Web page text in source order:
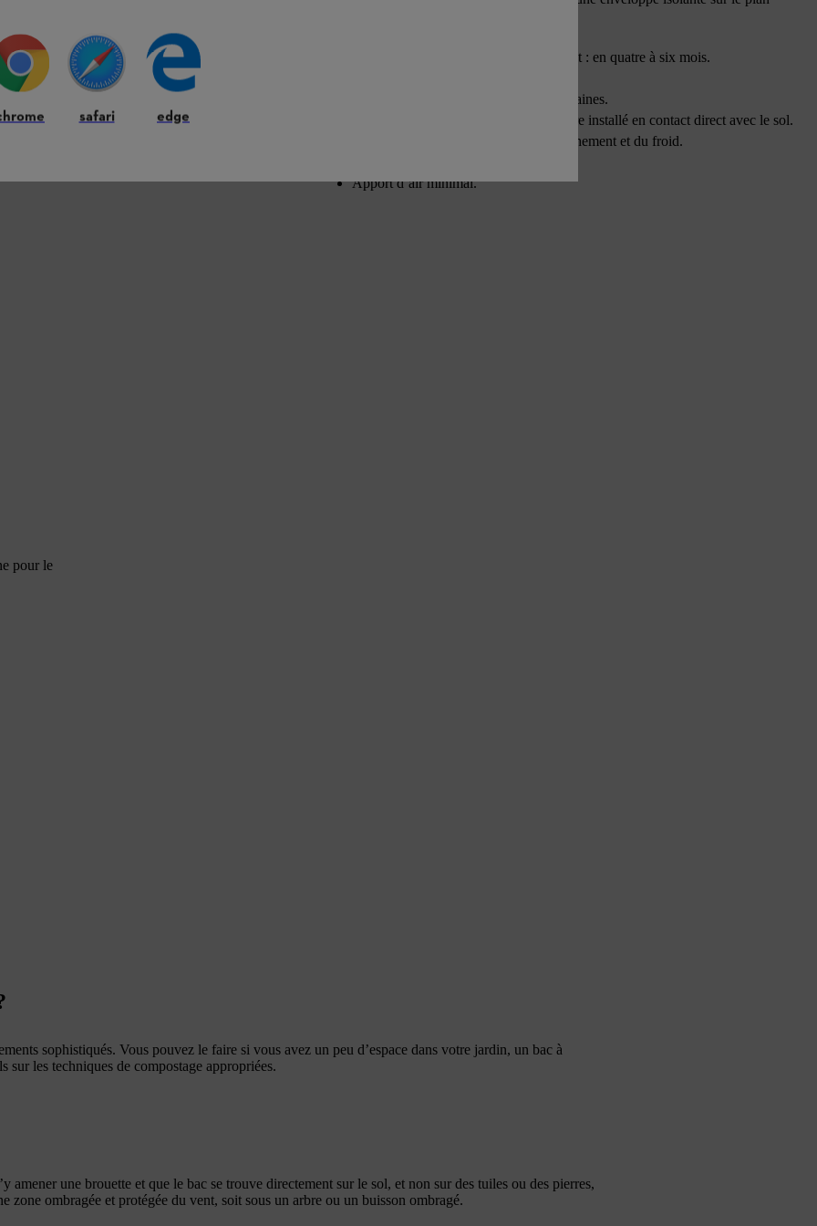
Produit un compost mûr très rapidement : en quatre à six mois.
Doit être retourné toutes les quatre semaines.
Comme tous les composteurs, il doit être installé en contact direct avec le sol.
Protège le compost de jardin du dessèchement et du froid.
Apport d’air minimal.
pour le
sophistiqués. Vous pouvez le faire si vous avez un peu d’espace dans votre jardin, un bac à
sur les techniques de compostage appropriées.
amener une brouette et que le bac se trouve directement sur le sol, et non sur des tuiles ou des pierres,
zone ombragée et protégée du vent, soit sous un arbre ou un buisson ombragé.
safari edge